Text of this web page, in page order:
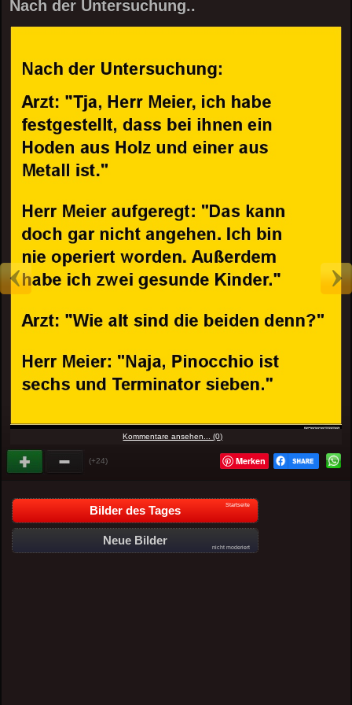
Nach der Untersuchung..
Kommentare ansehen... (0)
(+24) Merken
Bilder des Tages Startseite
Neue Bilder
nicht moderiert